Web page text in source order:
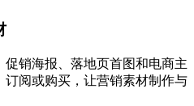
销海报、落地页首图和电商主
订阅或购买，让营销素材制作与